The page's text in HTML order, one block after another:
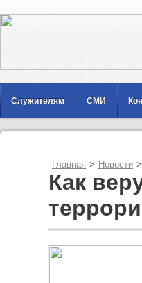
Служителям СМИ
Главная > Новости >
Как